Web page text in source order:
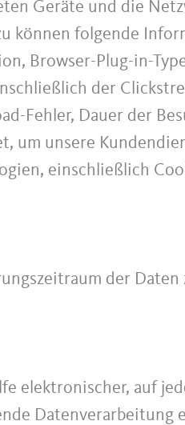
Geräte und die
können folgende
Browser-Plug-in-
der
Fehler, Dauer der
um unsere
einschließlich
der Daten
elektronischer, auf
Datenverarbeitung